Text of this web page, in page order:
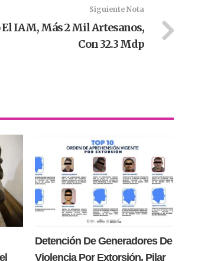
Siguiente Nota
IAM, Más 2 Mil Artesanos,
Con 32.3 Mdp
Detención De Generadores De
Violencia Por Extorsión, Pilar